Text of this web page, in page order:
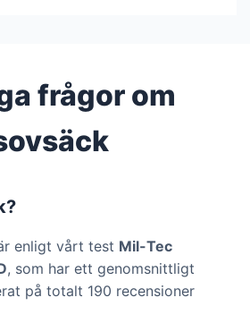
frågor om
enligt vårt test Mil-Tec
, som har ett genomsnittligt
på totalt 190 recensioner